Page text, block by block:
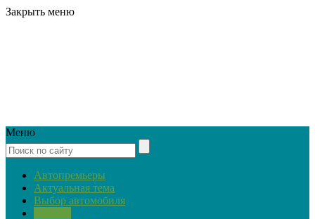
Закрыть меню
Меню
Автопремьеры
Актуальная тема
Выбор автомобиля